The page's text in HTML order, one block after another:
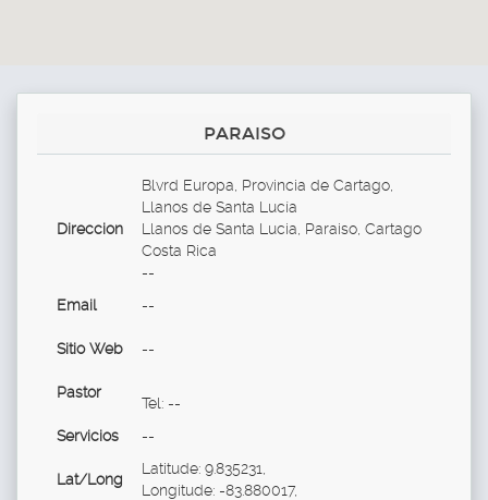
PARAISO
Direccion
Blvrd Europa, Provincia de Cartago,
Llanos de Santa Lucía
Llanos de Santa Lucia, Paraiso, Cartago
Costa Rica
--
Email
--
Sitio Web --
Pastor
Tel: --
Servicios
--
Lat/Long
Latitude: 9.835231,
Longitude: -83.880017,